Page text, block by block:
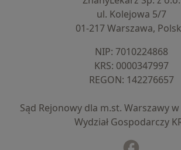
ul. Kolejowa 5/7
01-217 Warszawa,
NIP: ⁠7010224868
KRS: ⁠0000347997
REGON: ⁠142276657
Sąd Rejonowy dla m.st. Warszawy
Wydział Gospodarczy